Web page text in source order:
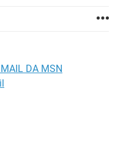
MAIL DA MSN